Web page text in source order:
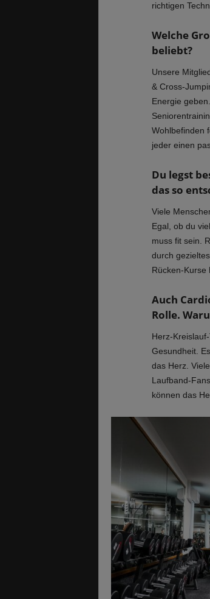
richtigen
Welche
beliebt?
Unsere
& Cross-
Energie
Wohlbefinden
jeder einen
Du legst
das so
Viele
Egal, ob du
muss fit sein.
durch
Rücken-Kurse
Auch
Rolle.
Herz-
Gesundheit.
das Herz.
Laufband-
können das